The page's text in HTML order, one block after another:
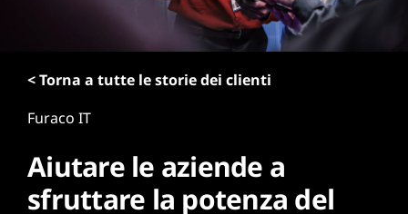
< Torna a tutte le storie dei clienti
Furaco IT
Aiutare le aziende a
sfruttare la potenza del